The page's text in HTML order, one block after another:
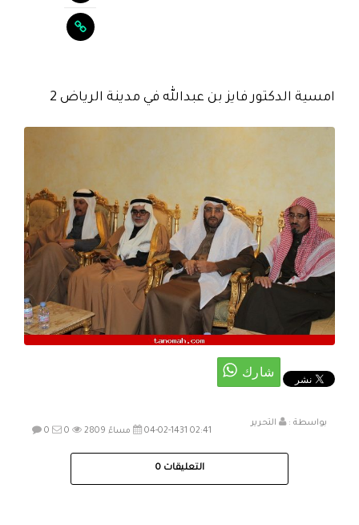
امسية الدكتور فايز بن عبدالله في مدينة الرياض 2
بواسطة :
التحرير
04-02-1431 02:41 مساءً
0 0 2809
التعليقات 0